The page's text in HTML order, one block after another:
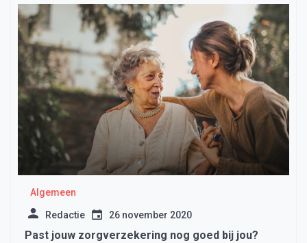
Algemeen
Redactie 26 november 2020
Past jouw zorgverzekering nog goed bij jou?